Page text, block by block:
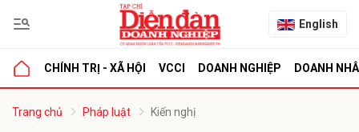
English
CHÍNH TRỊ - XÃ HỘI VCCI DOANH NGHIỆP DOANH
Trang chủ Pháp luật Kiến nghị
luận